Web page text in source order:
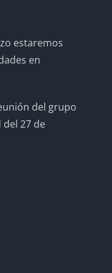
estaremos
en
del grupo
27 de